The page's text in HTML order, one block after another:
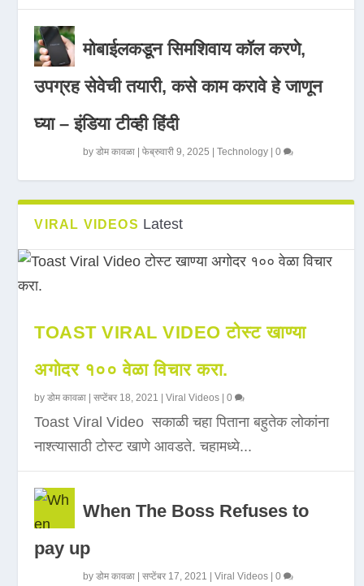
मोबाईलकडून सिमशिवाय कॉल करणे,
उपग्रह सेवेची तयारी, कसे काम करावे हे जाणून
घ्या – इंडिया टीव्ही हिंदी
byडोम कावळा |फेब्रुवारी 9, 2025 |Technology |0
VIRAL VIDEOS Latest
TOAST VIRAL VIDEO टोस्ट खाण्या
अगोदर १०० वेळा विचार करा.
byडोम कावळा |सप्टेंबर 18, 2021 |Viral Videos |0
Toast Viral Video सकाळी चहा पिताना बहुतेक लोकांना
नाश्त्यासाठी टोस्ट खाणे आवडते. चहामध्ये...
When The Boss Refuses to
pay up
byडोम कावळा |सप्टेंबर 17, 2021 |Viral Videos |0